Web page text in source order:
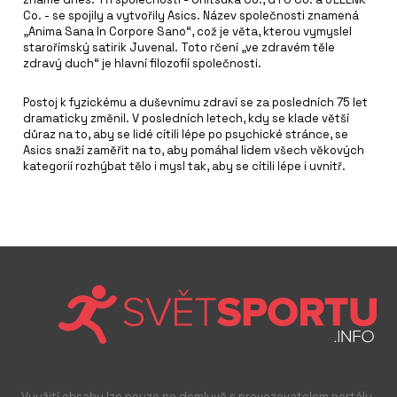
Co. - se spojily a vytvořily Asics. Název společnosti znamená
„Anima Sana In Corpore Sano“, což je věta, kterou vymyslel
starořímský satirik Juvenal. Toto rčení „ve zdravém těle
zdravý duch“ je hlavní filozofií společnosti.
Postoj k fyzickému a duševnímu zdraví se za posledních 75 let
dramaticky změnil. V posledních letech, kdy se klade větší
důraz na to, aby se lidé cítili lépe po psychické stránce, se
Asics snaží zaměřit na to, aby pomáhal lidem všech věkových
kategorií rozhýbat tělo i mysl tak, aby se cítili lépe i uvnitř.